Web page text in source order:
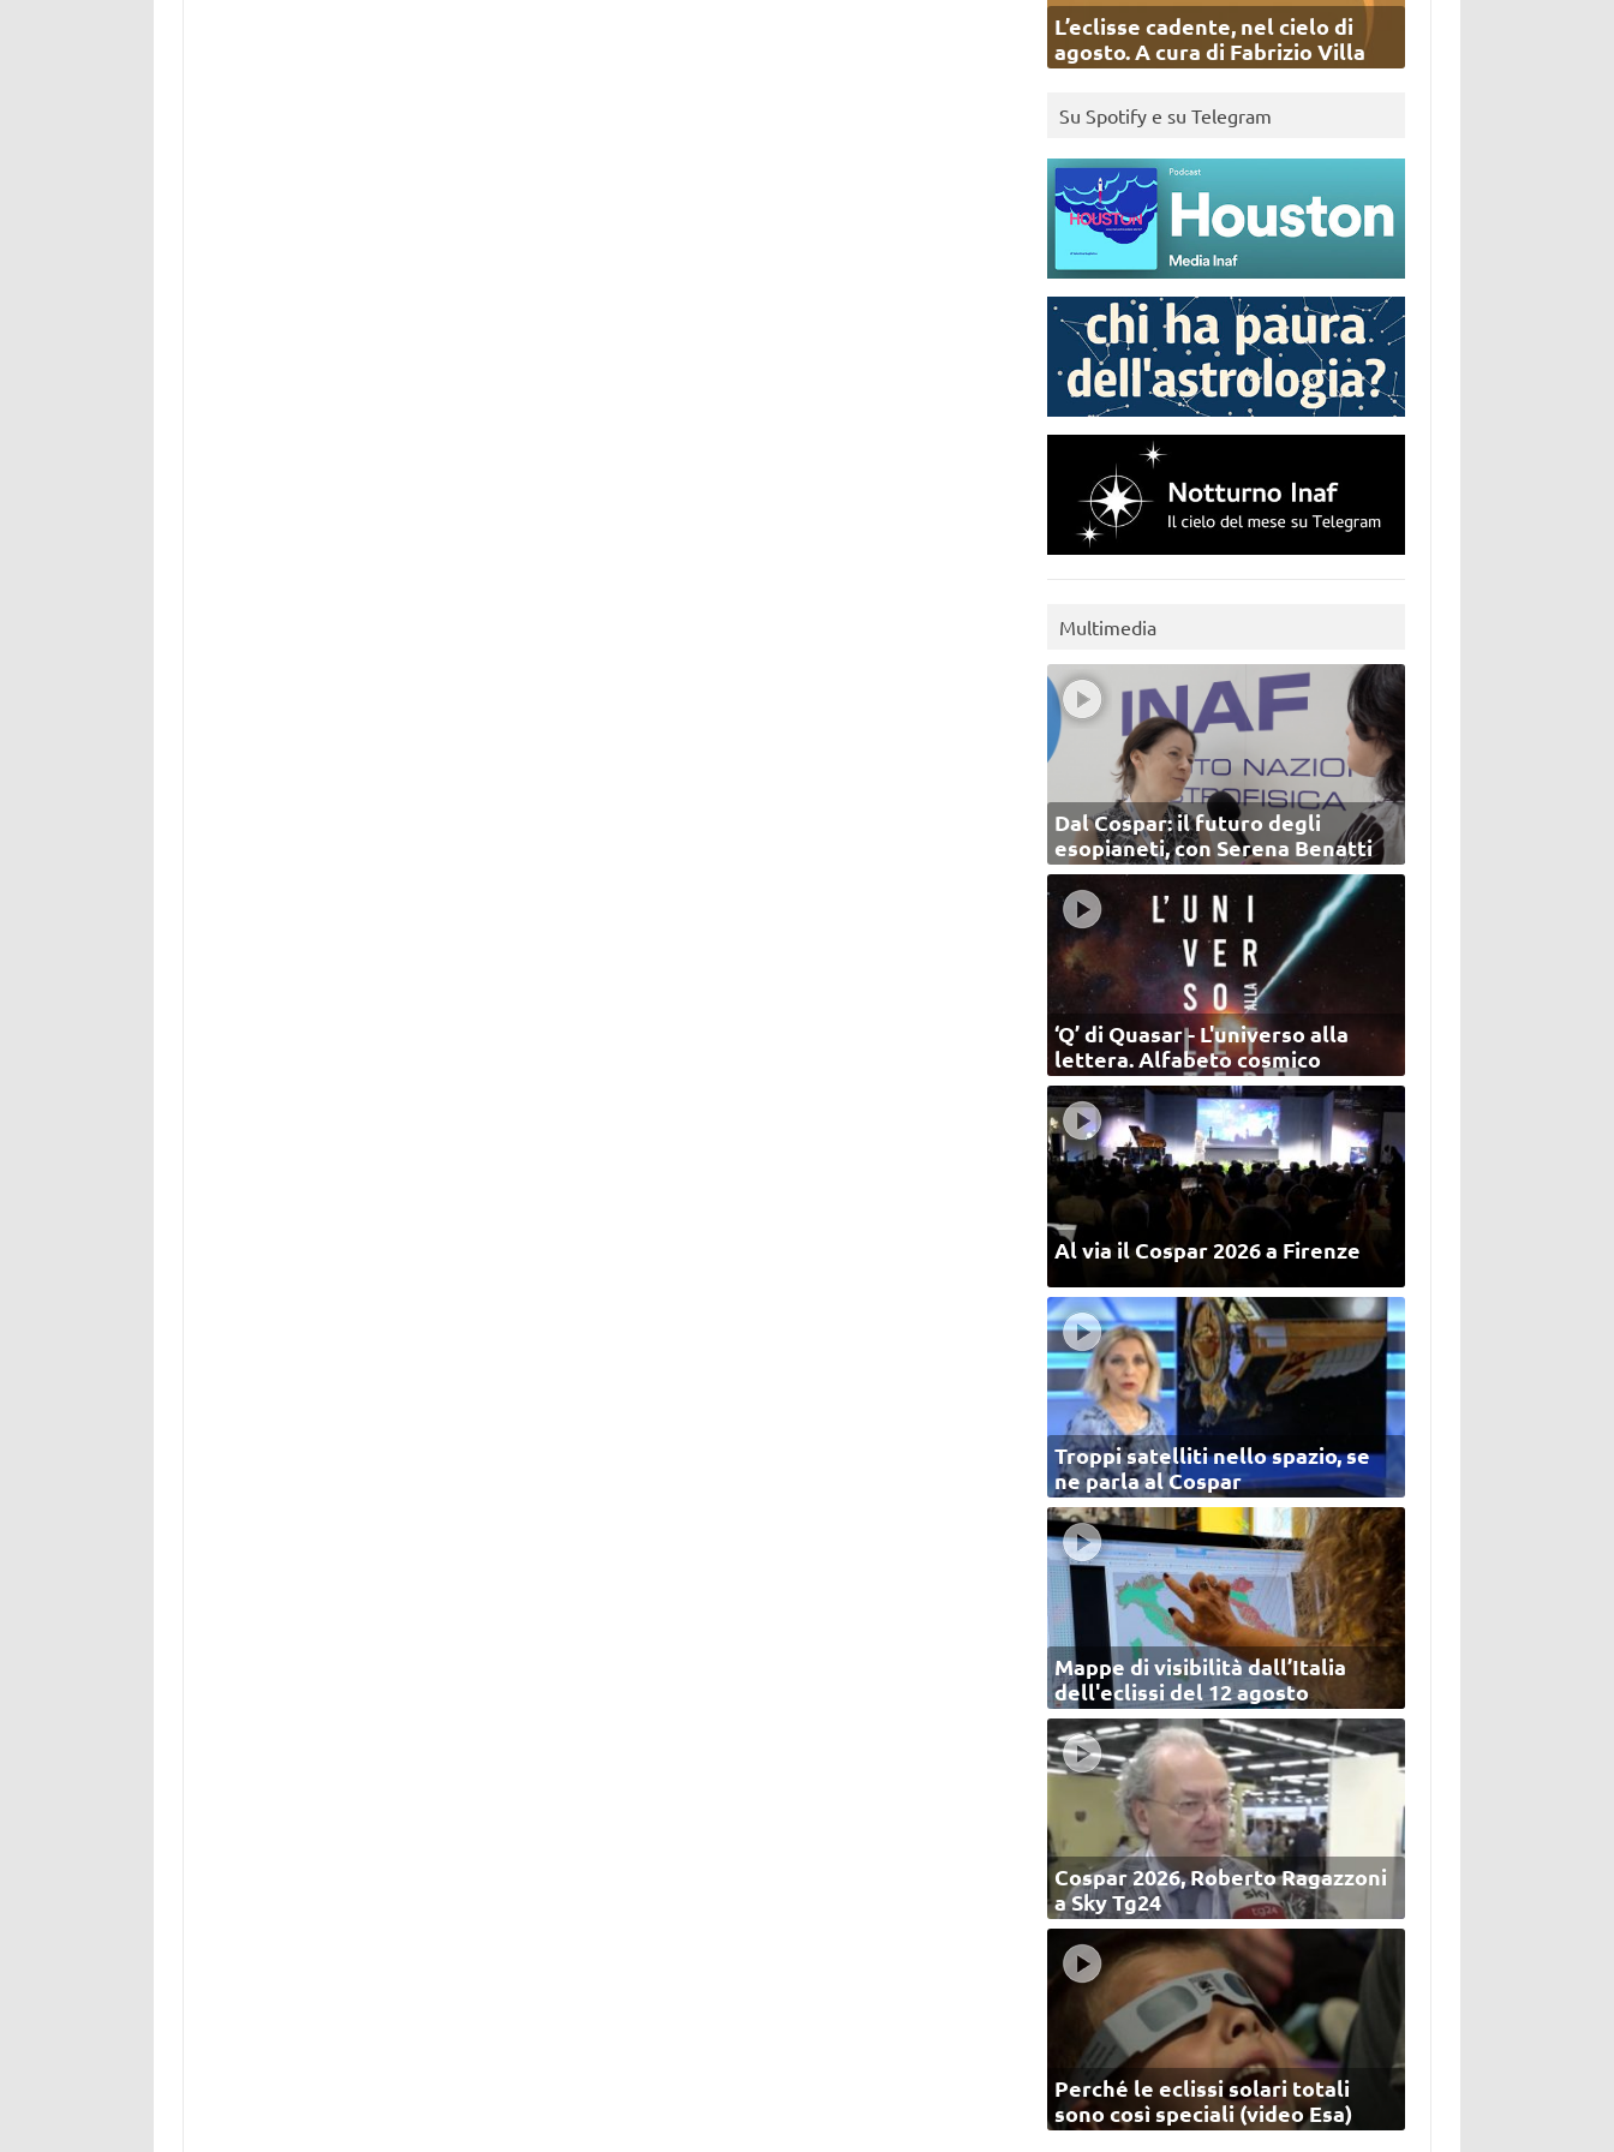
L’eclisse cadente, nel cielo di
agosto. A cura di Fabrizio Villa
Su Spotify e su Telegram
Multimedia
Dal Cospar: il futuro degli
esopianeti, con Serena Benatti
‘Q’ di Quasar - L'universo alla
lettera. Alfabeto cosmico
Al via il Cospar 2026 a Firenze
Troppi satelliti nello spazio, se
ne parla al Cospar
Mappe di visibilità dall’Italia
dell'eclissi del 12 agosto
Cospar 2026, Roberto Ragazzoni
a Sky Tg24
Perché le eclissi solari totali
sono così speciali (video Esa)